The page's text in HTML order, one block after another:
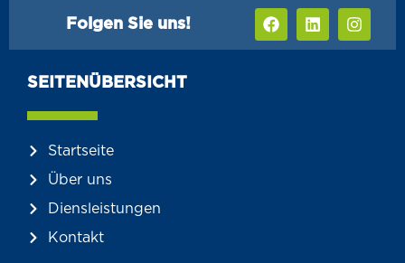
Folgen Sie uns!
SEITENÜBERSICHT
Startseite
Über uns
Diensleistungen
Kontakt